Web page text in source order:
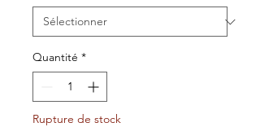
Quantité *
Rupture de stock